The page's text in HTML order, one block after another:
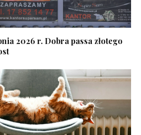
2026 r. Dobra passa złotego